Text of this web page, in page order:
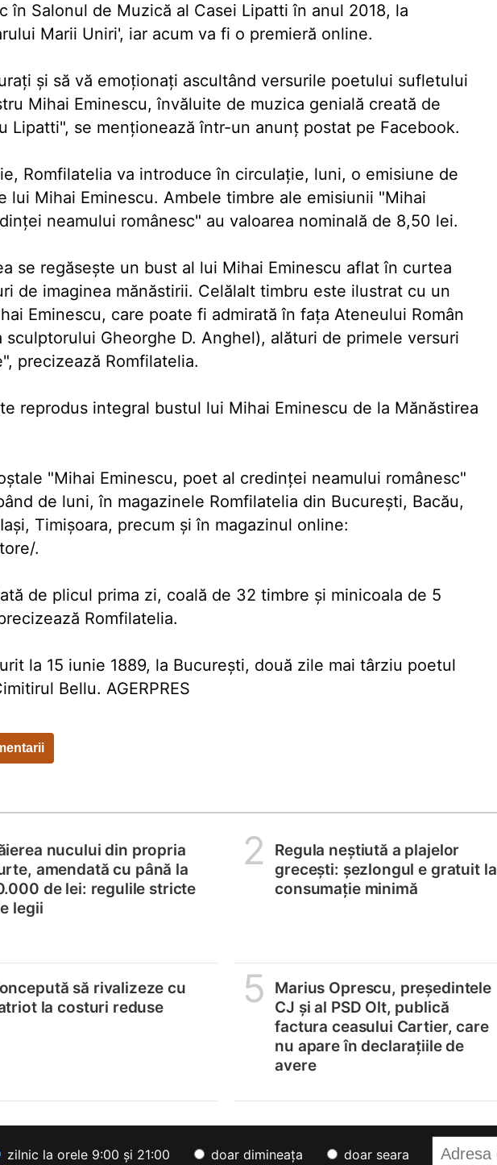
în Salonul de Muzică al Casei Lipatti în anul 2018, la
Marii Uniri', iar acum va fi o premieră online.
şi să vă emoţionaţi ascultând versurile poetului sufletului
Mihai Eminescu, învăluite de muzica genială creată de
Lipatti", se menţionează într-un anunţ postat pe Facebook.
Romfilatelia va introduce în circulaţie, luni, o emisiune de
lui Mihai Eminescu. Ambele timbre ale emisiunii "Mihai
neamului românesc" au valoarea nominală de 8,50 lei.
se regăseşte un bust al lui Mihai Eminescu aflat în curtea
de imaginea mănăstirii. Celălalt timbru este ilustrat cu un
Eminescu, care poate fi admirată în faţa Ateneului Român
sculptorului Gheorghe D. Anghel), alături de primele versuri
precizează Romfilatelia.
reprodus integral bustul lui Mihai Eminescu de la Mănăstirea
"Mihai Eminescu, poet al credinţei neamului românesc"
de luni, în magazinele Romfilatelia din Bucureşti, Bacău,
Timişoara, precum şi în magazinul online:
.
de plicul prima zi, coală de 32 timbre şi minicoala de 5
Romfilatelia.
la 15 iunie 1889, la Bucureşti, două zile mai târziu poetul
Bellu. AGERPRES
nucului din propria
amendată cu până la
de lei: regulile stricte
legii
2
Regula neștiută a plajelor
grecești: șezlongul e gratuit la
consumație minimă
să rivalizeze cu
la costuri reduse
5
Marius Oprescu, președintele
CJ și al PSD Olt, publică
factura ceasului Cartier, care
nu apare în declarațiile de
avere
zilnic la orele 9:00 și 21:00 doar dimineața doar seara